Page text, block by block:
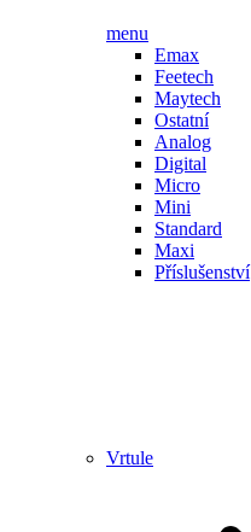
menu
Emax
Feetech
Maytech
Ostatní
Analog
Digital
Micro
Mini
Standard
Maxi
Příslušenství
Vrtule